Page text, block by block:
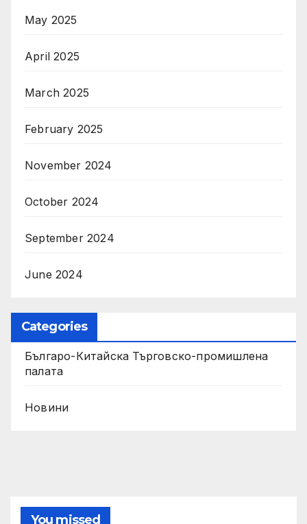
May 2025
April 2025
March 2025
February 2025
November 2024
October 2024
September 2024
June 2024
Categories
Българо-Китайска Търговско-промишлена
палaта
Новини
You missed